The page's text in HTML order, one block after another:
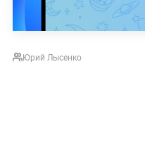
Юрий Лысенко